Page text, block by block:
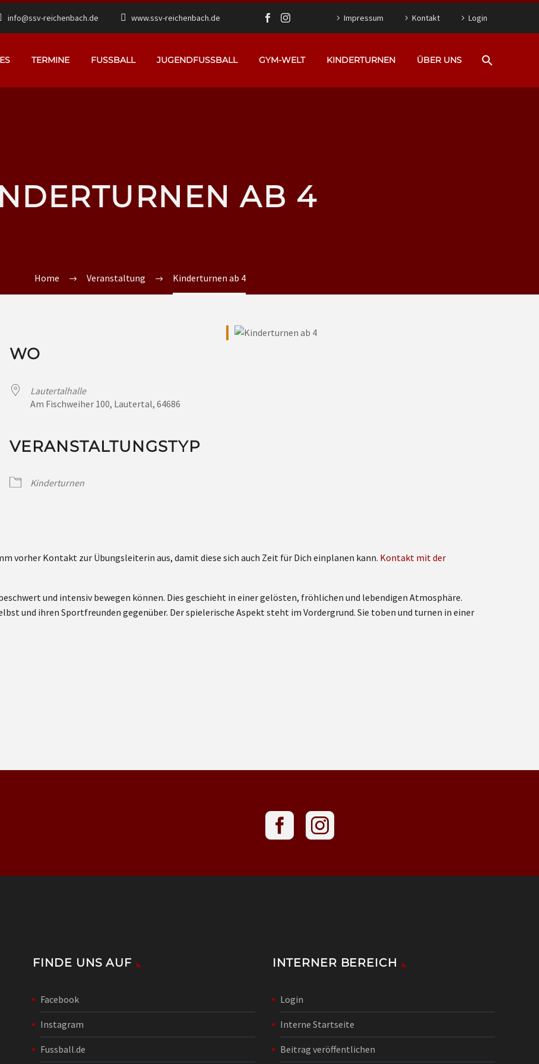
info@ssv-reichenbach.de www.ssv-reichenbach.de Impressum Kontakt Login
TERMINE FUSSBALL JUGENDFUSSBALL GYM-WELT KINDERTURNEN ÜBER UNS
AB 4
Home Veranstaltung Kinderturnen ab 4
WO
Lautertalhalle
Am Fischweiher 100, Lautertal, 64686
VERANSTALTUNGSTYP
Kinderturnen
vorher Kontakt zur Übungsleiterin aus, damit diese sich auch Zeit für Dich einplanen kann. Kontakt mit der
und intensiv bewegen können. Dies geschieht in einer gelösten, fröhlichen und lebendigen Atmosphäre.
und ihren Sportfreunden gegenüber. Der spielerische Aspekt steht im Vordergrund. Sie toben und turnen in einer
FINDE UNS AUF
Facebook
Instagram
Fussball.de
INTERNER BEREICH
Login
Interne Startseite
Beitrag veröffentlichen